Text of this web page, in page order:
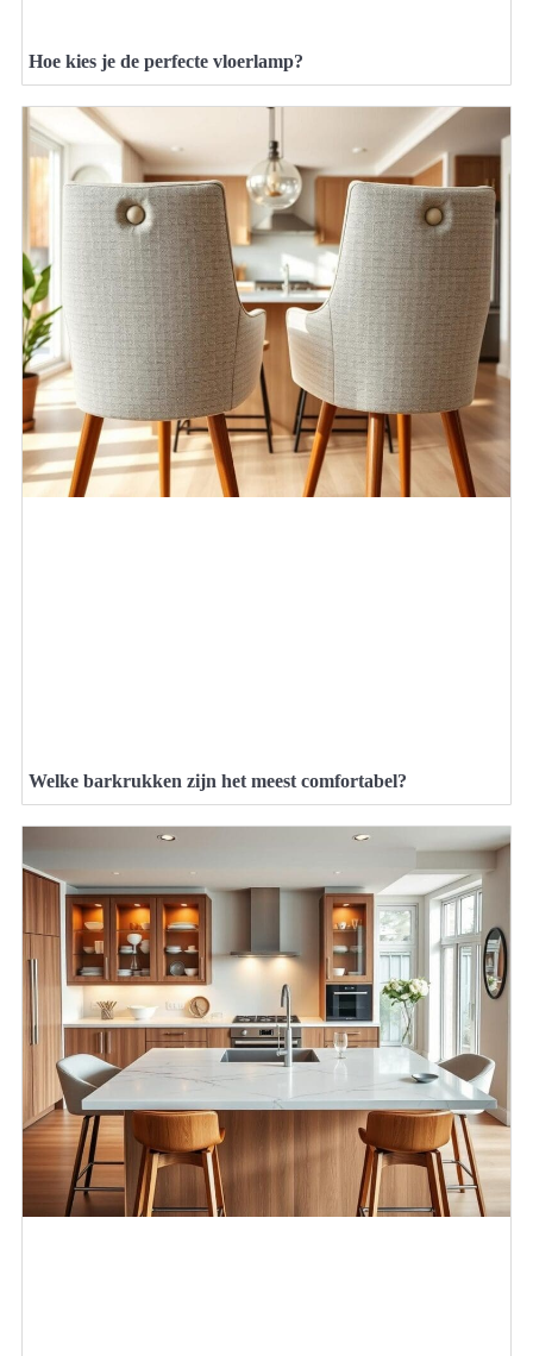
Hoe kies je de perfecte vloerlamp?
Welke barkrukken zijn het meest comfortabel?